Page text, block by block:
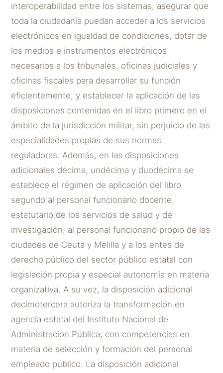
interoperabilidad entre los sistemas, asegurar que
toda la ciudadanía puedan acceder a los servicios
electrónicos en igualdad de condiciones, dotar de
los medios e instrumentos electrónicos
necesarios a los tribunales, oficinas judiciales y
oficinas fiscales para desarrollar su función
eficientemente, y establecer la aplicación de las
disposiciones contenidas en el libro primero en el
ámbito de la jurisdicción militar, sin perjuicio de las
especialidades propias de sus normas
reguladoras. Además, en las disposiciones
adicionales décima, undécima y duodécima se
establece el régimen de aplicación del libro
segundo al personal funcionario docente,
estatutario de los servicios de salud y de
investigación, al personal funcionario propio de las
ciudades de Ceuta y Melilla y a los entes de
derecho público del sector público estatal con
legislación propia y especial autonomía en materia
organizativa. A su vez, la disposición adicional
decimotercera autoriza la transformación en
agencia estatal del Instituto Nacional de
Administración Pública, con competencias en
materia de selección y formación del personal
empleado público. La disposición adicional